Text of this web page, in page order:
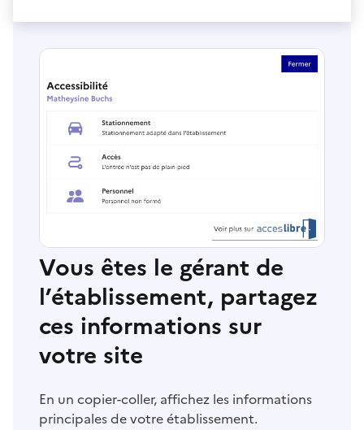
Vous êtes le gérant de
l’établissement, partagez
ces informations sur
votre site
En un copier-coller, affichez les informations
principales de votre établissement.